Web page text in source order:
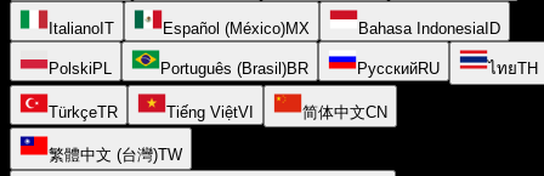
ItalianoIT Español (México)MX Bahasa IndonesiaID
PolskiPL Português (Brasil)BR РусскийRU ไทยTH
TürkçeTR Tiếng ViệtVI 简体中文CN
繁體中文 (台灣)TW